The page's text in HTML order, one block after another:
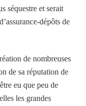
séquestre et serait
dépôts de
de nombreuses
de sa réputation de
eu que peu de
les grandes